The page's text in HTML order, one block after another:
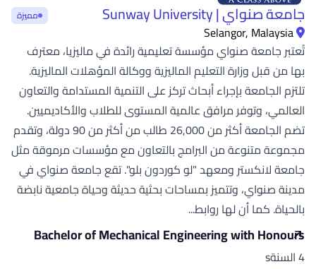
جامعة صنواي | Sunway University مميزة
Selangor, Malaysia
تُعتبر جامعة صنواي مؤسسة تعليمية رائدة في ماليزيا، معترف
بها من قبل وزارة التعليم الماليزية ووكالة المؤهلات الماليزية.
تلتزم الجامعة بإجراء أبحاث تركز على التنمية المستدامة والتعاون
العالمي، وتوفر مرافق عالمية المستوى للطلاب والأكاديميين.
تضم الجامعة أكثر من 26,000 طالب من أكثر من 90 دولة، وتقدم
مجموعة متنوعة من البرامج بالتعاون مع مؤسسات مرموقة مثل
جامعة لانكستر ومعهد "لو كوردون بلو". تقع جامعة صنواي في
مدينة صنواي، وتتميز بمساحات بحثية حديثة وحياة جامعية نابضة
بالحياة. كما أن لها روابط...
Bachelor of Mechanical Engineering with Honours
4 السنةs